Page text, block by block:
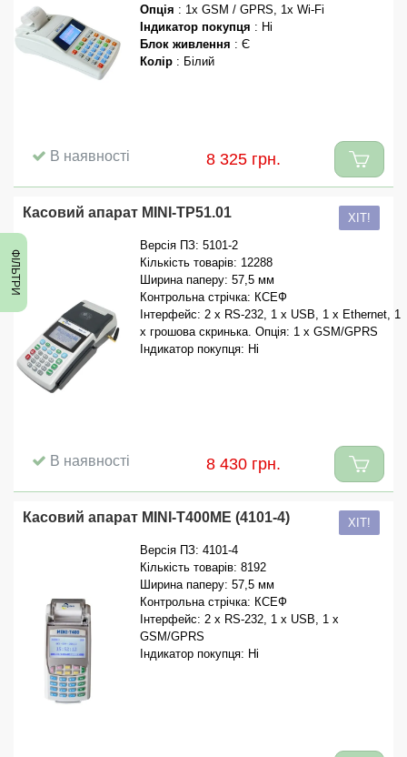
ФІЛЬТРИ
Опція : 1x GSM / GPRS, 1x Wi-Fi
Індикатор покупця : Ні
Блок живлення : Є
Колір : Білий
В наявності 8 325 грн.
Касовий апарат MINI-TP51.01
ХІТ!
Версія ПЗ: 5101-2
Кількість товарів: 12288
Ширина паперу: 57,5 мм
Контрольна стрічка: КСЕФ
Інтерфейс: 2 x RS-232, 1 x USB, 1 x Ethernet, 1
x грошова скринька. Опція: 1 x GSM/GPRS
Індикатор покупця: Ні
В наявності 8 430 грн.
Касовий апарат MINI-T400ME (4101-4)
ХІТ!
Версія ПЗ: 4101-4
Кількість товарів: 8192
Ширина паперу: 57,5 мм
Контрольна стрічка: КСЕФ
Інтерфейс: 2 x RS-232, 1 x USB, 1 x
GSM/GPRS
Індикатор покупця: Ні